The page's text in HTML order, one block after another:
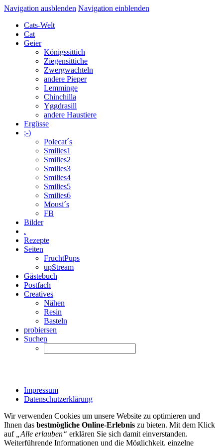
Navigation ausblenden Navigation einblenden
Cats-Welt
Cat
Geier
Königssittich
Ziegensittiche
Zwergwachteln
andere Pieper
Lemminge
Chinchilla
Yggdrasill
andere Haustiere
Ergüsse
;-)
Polecat´s
Smilies1
Smilies2
Smilies3
Smilies4
Smilies5
Smilies6
Mousi´s
FB
Bilder
.
Rezepte
Seiten
FruchtPups
upStream
Gästebuch
Postfach
Creatives
Nähen
Resin
Basteln
probiersen
Suchen
Impressum
Datenschutzerklärung
Wir verwenden Cookies um unsere Website zu optimieren und
Ihnen das bestmögliche Online-Erlebnis zu bieten. Mit dem Klick
auf
„Alle erlauben“ erklären Sie sich damit einverstanden.
Weiterführende Informationen und die Möglichkeit, einzelne